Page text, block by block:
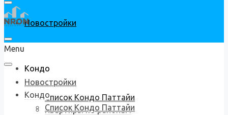
Новостройки
Кондо
Список Кондо Паттайи
Квартиры по районам
Menu
Новостройки
Кондо
Список Кондо Паттайи